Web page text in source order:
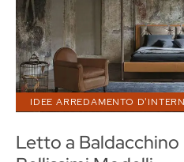
Letto a
IDEE ARREDAMENTO